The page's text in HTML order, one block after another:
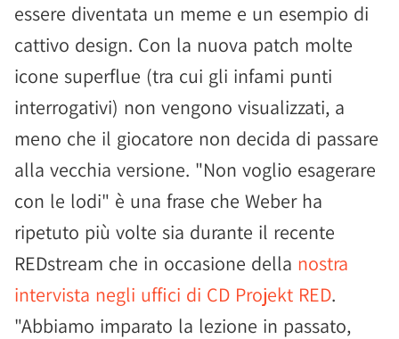
essere diventata un meme e un esempio di
cattivo design. Con la nuova patch molte
icone superflue (tra cui gli infami punti
interrogativi) non vengono visualizzati, a
meno che il giocatore non decida di passare
alla vecchia versione. "Non voglio esagerare
con le lodi" è una frase che Weber ha
ripetuto più volte sia durante il recente
REDstream che in occasione della nostra
intervista negli uffici di CD Projekt RED.
"Abbiamo imparato la lezione in passato,